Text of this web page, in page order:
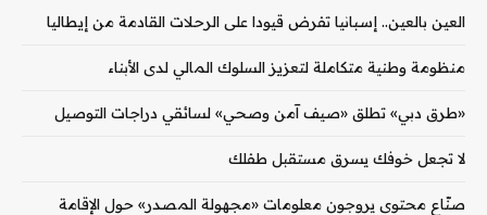
العين بالعين.. إسبانيا تفرض قيودا على الرحلات القادمة من إيطاليا
منظومة وطنية متكاملة لتعزيز السلوك المالي لدى الأبناء
«طرق دبي» تطلق «صيف آمن وصحي» لسائقي دراجات التوصيل
لا تجعل خوفك يسرق مستقبل طفلك
صنّاع محتوى يروجون معلومات «مجهولة المصدر» حول الإقامة